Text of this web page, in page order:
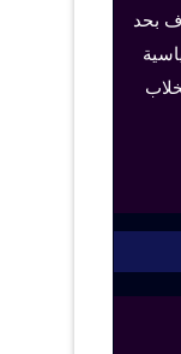
مع إمكانية استيعاب حتى 2 إلى 3 ضيوف بحد